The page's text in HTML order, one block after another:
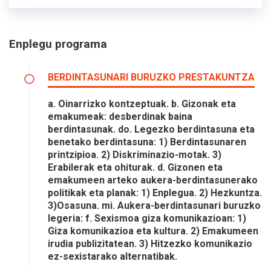
Enplegu programa
BERDINTASUNARI BURUZKO PRESTAKUNTZA
a. Oinarrizko kontzeptuak. b. Gizonak eta
emakumeak: desberdinak baina
berdintasunak. do. Legezko berdintasuna eta
benetako berdintasuna: 1) Berdintasunaren
printzipioa. 2) Diskriminazio-motak. 3)
Erabilerak eta ohiturak. d. Gizonen eta
emakumeen arteko aukera-berdintasunerako
politikak eta planak: 1) Enplegua. 2) Hezkuntza.
3)Osasuna. mi. Aukera-berdintasunari buruzko
legeria: f. Sexismoa giza komunikazioan: 1)
Giza komunikazioa eta kultura. 2) Emakumeen
irudia publizitatean. 3) Hitzezko komunikazio
ez-sexistarako alternatibak.